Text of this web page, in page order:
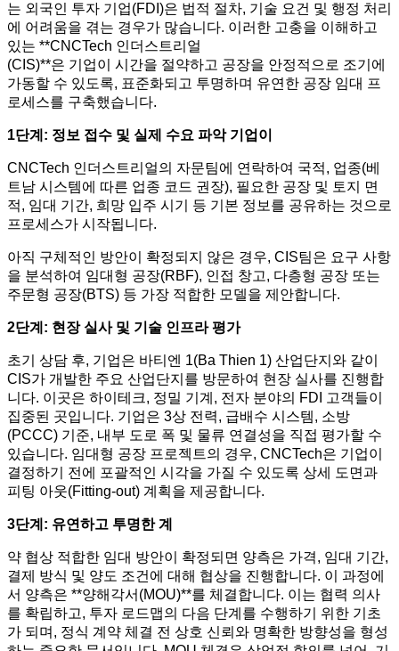
는 외국인 투자 기업(FDI)은 법적 절차, 기술 요건 및 행정 처리
에 어려움을 겪는 경우가 많습니다. 이러한 고충을 이해하고
있는 **CNCTech 인더스트리얼
(CIS)**은 기업이 시간을 절약하고 공장을 안정적으로 조기에
가동할 수 있도록, 표준화되고 투명하며 유연한 공장 임대 프
로세스를 구축했습니다.
1단계: 정보 접수 및 실제 수요 파악 기업이
CNCTech 인더스트리얼의 자문팀에 연락하여 국적, 업종(베
트남 시스템에 따른 업종 코드 권장), 필요한 공장 및 토지 면
적, 임대 기간, 희망 입주 시기 등 기본 정보를 공유하는 것으로
프로세스가 시작됩니다.
아직 구체적인 방안이 확정되지 않은 경우, CIS팀은 요구 사항
을 분석하여 임대형 공장(RBF), 인접 창고, 다층형 공장 또는
주문형 공장(BTS) 등 가장 적합한 모델을 제안합니다.
2단계: 현장 실사 및 기술 인프라 평가
초기 상담 후, 기업은 바티엔 1(Ba Thien 1) 산업단지와 같이
CIS가 개발한 주요 산업단지를 방문하여 현장 실사를 진행합
니다. 이곳은 하이테크, 정밀 기계, 전자 분야의 FDI 고객들이
집중된 곳입니다. 기업은 3상 전력, 급배수 시스템, 소방
(PCCC) 기준, 내부 도로 폭 및 물류 연결성을 직접 평가할 수
있습니다. 임대형 공장 프로젝트의 경우, CNCTech은 기업이
결정하기 전에 포괄적인 시각을 가질 수 있도록 상세 도면과
피팅 아웃(Fitting-out) 계획을 제공합니다.
3단계: 유연하고 투명한 계
약 협상 적합한 임대 방안이 확정되면 양측은 가격, 임대 기간,
결제 방식 및 양도 조건에 대해 협상을 진행합니다. 이 과정에
서 양측은 **양해각서(MOU)**를 체결합니다. 이는 협력 의사
를 확립하고, 투자 로드맵의 다음 단계를 수행하기 위한 기초
가 되며, 정식 계약 체결 전 상호 신뢰와 명확한 방향성을 형성